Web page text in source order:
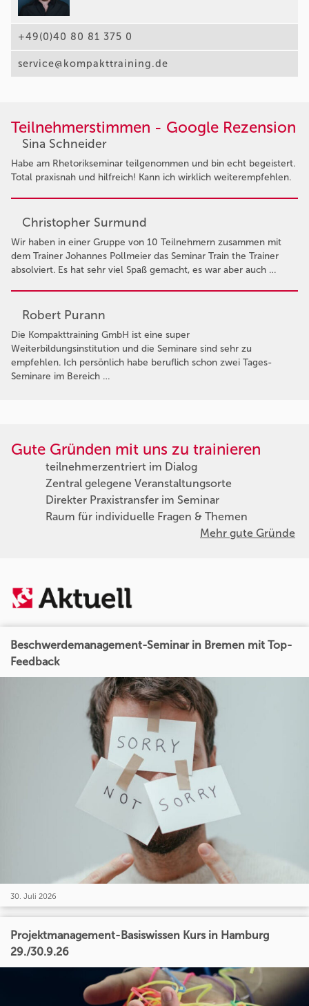
+49(0)40 80 81 375 0
service@kompakttraining.de
Teilnehmerstimmen - Google Rezension
Sina Schneider
Habe am Rhetorikseminar teilgenommen und bin echt begeistert.
Total praxisnah und hilfreich! Kann ich wirklich weiterempfehlen.
Christopher Surmund
Wir haben in einer Gruppe von 10 Teilnehmern zusammen mit
dem Trainer Johannes Pollmeier das Seminar Train the Trainer
absolviert. Es hat sehr viel Spaß gemacht, es war aber auch …
Robert Purann
Die Kompakttraining GmbH ist eine super
Weiterbildungsinstitution und die Seminare sind sehr zu
empfehlen. Ich persönlich habe beruflich schon zwei Tages-
Seminare im Bereich …
Gute Gründen mit uns zu trainieren
teilnehmerzentriert im Dialog
Zentral gelegene Veranstaltungsorte
Direkter Praxistransfer im Seminar
Raum für individuelle Fragen & Themen
Mehr gute Gründe
Beschwerdemanagement-Seminar in Bremen mit Top-
Feedback
30. Juli 2026
Projektmanagement-Basiswissen Kurs in Hamburg
29./30.9.26